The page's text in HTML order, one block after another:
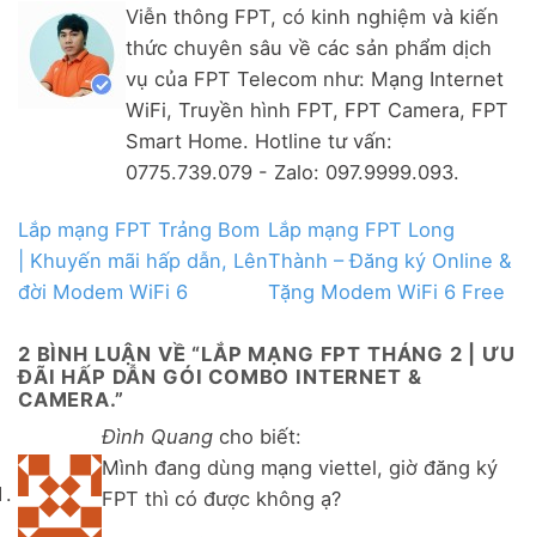
Viễn thông FPT, có kinh nghiệm và kiến
thức chuyên sâu về các sản phẩm dịch
vụ của FPT Telecom như: Mạng Internet
WiFi, Truyền hình FPT, FPT Camera, FPT
Smart Home. Hotline tư vấn:
0775.739.079 - Zalo: 097.9999.093.
Lắp mạng FPT Trảng Bom
| Khuyến mãi hấp dẫn, Lên
đời Modem WiFi 6
Lắp mạng FPT Long
Thành – Đăng ký Online &
Tặng Modem WiFi 6 Free
2 BÌNH LUẬN VỀ “LẮP MẠNG FPT THÁNG 2 | ƯU
ĐÃI HẤP DẪN GÓI COMBO INTERNET &
CAMERA.”
Đình Quang cho biết:
Mình đang dùng mạng viettel, giờ đăng ký
FPT thì có được không ạ?